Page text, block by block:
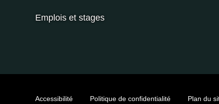
Emplois et stages
Accessibilité Politique de confidentialité Plan du